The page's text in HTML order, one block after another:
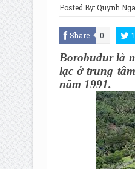
Posted By:Quynh Nga
Share 0
Borobudur là
lạc ở trung
năm 1991.